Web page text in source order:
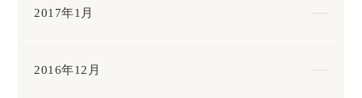
2017年1月
2016年12月